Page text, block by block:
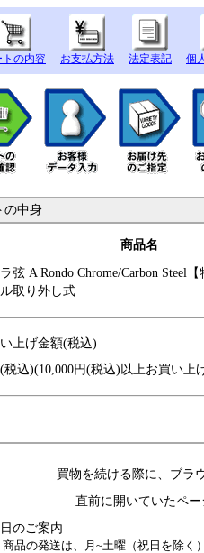
トの内容 お支払方法 法定表記 個
の中身
商品名
弦 A Rondo Chrome/Carbon Steel
取り外し式
上げ金額(税込)
税込)(10,000円(税込)以上お買い上
買物を続ける際に、ブラ
直前に開いていたペ
のご案内
品の発送は、月~土曜（祝日を除く